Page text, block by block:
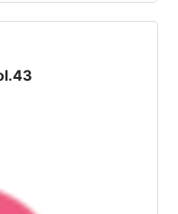
ィンの飾りつけの方が
いていたのですが、
りにどんなものか見
ラ…